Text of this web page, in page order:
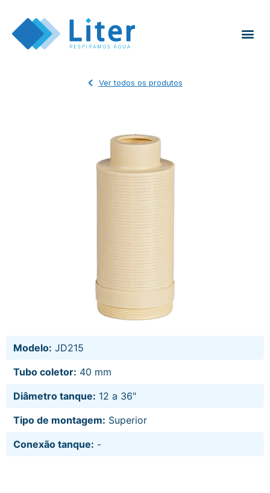
Ver todos os produtos
Modelo: JD215
Tubo coletor: 40 mm
Diâmetro tanque: 12 a 36"
Tipo de montagem: Superior
Conexão tanque: -